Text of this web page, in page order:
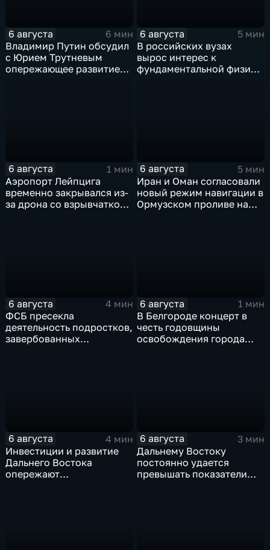
6 августа
6 мин
Владимир Путин обсудил
с Юрием Трутневым
опережающее развитие
6 августа
5 мин
В российских вузах
вырос интерес к
фундаментальной физике
6 августа
1 мин
Аэропорт Лейпцига
временно закрывался из-
за дрона со взрывчаткой
6 августа
5 мин
Иран и Оман согласовали
новый режим навигации в
Ормузском проливе на
6 августа
4 мин
ФСБ пресекла
деятельность подростков,
завербованных
6 августа
1 мин
В Белгороде концерт в
честь годовщины
освобождения города
6 августа
4 мин
Инвестиции и развитие
Дальнего Востока
опережают
6 августа
3 мин
Дальнему Востоку
постоянно удается
превышать показатели